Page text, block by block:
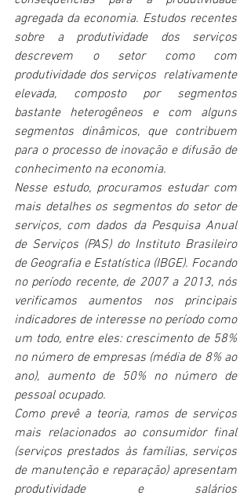
agregada da economia. Estudos recentes
sobre a produtividade dos serviços
descrevem o setor como com
produtividade dos serviços  relativamente
elevada, composto por segmentos
bastante heterogêneos e com alguns
segmentos dinâmicos, que contribuem
para o processo de inovação e difusão de
conhecimento na economia.
Nesse estudo, procuramos estudar com
mais detalhes os segmentos do setor de
serviços, com dados da Pesquisa Anual
de Serviços (PAS) do Instituto Brasileiro
de Geografia e Estatística (IBGE). Focando
no período recente, de 2007 a 2013, nós
verificamos aumentos nos principais
indicadores de interesse no período como
um todo, entre eles: crescimento de 58%
no número de empresas (média de 8% ao
ano), aumento de 50% no número de
pessoal ocupado.
Como prevê a teoria, ramos de serviços
mais relacionados ao consumidor final
(serviços prestados às famílias, serviços
de manutenção e reparação) apresentam
produtividade e salários